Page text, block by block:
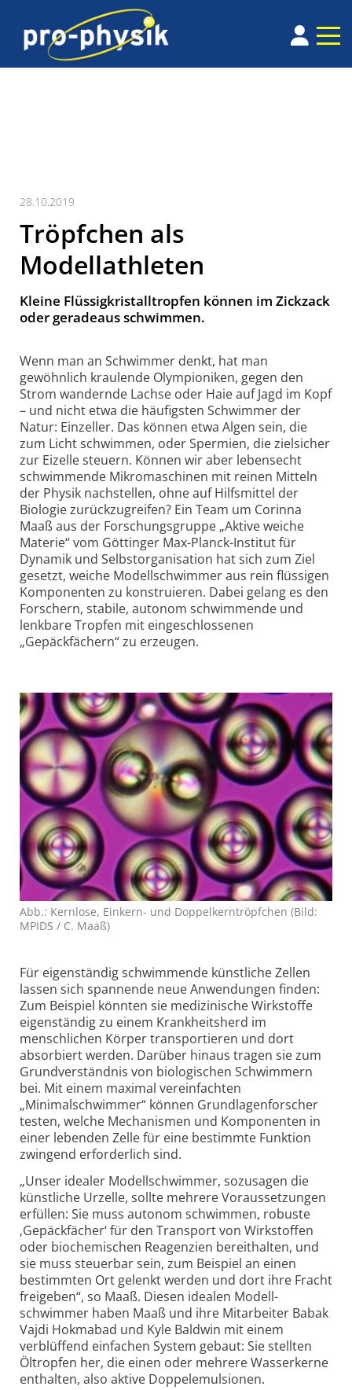
28.10.2019
Tröpfchen als
Modellathleten
Kleine Flüssigkristalltropfen können im Zickzack
oder geradeaus schwimmen.
Wenn man an Schwimmer denkt, hat man
gewöhnlich kraulende Olympioniken, gegen den
Strom wandernde Lachse oder Haie auf Jagd im Kopf
– und nicht etwa die häufigsten Schwimmer der
Natur: Einzeller. Das können etwa Algen sein, die
zum Licht schwimmen, oder Spermien, die zielsicher
zur Eizelle steuern. Können wir aber lebensecht
schwimmende Mikro­maschinen mit reinen Mitteln
der Physik nachstellen, ohne auf Hilfsmittel der
Biologie zurück­zugreifen? Ein Team um Corinna
Maaß aus der Forschungs­gruppe „Aktive weiche
Materie“ vom Göttinger Max-Planck-Institut für
Dynamik und Selbst­organisation hat sich zum Ziel
gesetzt, weiche Modell­schwimmer aus rein flüssigen
Komponenten zu konstruieren. Dabei gelang es den
Forschern, stabile, autonom schwimmende und
lenkbare Tropfen mit eingeschlossenen
„Gepäckfächern“ zu erzeugen.
Abb.: Kernlose, Einkern- und Doppelkerntröpfchen (Bild:
MPIDS / C. Maaß)
Für eigenständig schwimmende künstliche Zellen
lassen sich spannende neue Anwendungen finden:
Zum Beispiel könnten sie medizinische Wirkstoffe
eigenständig zu einem Krankheits­herd im
menschlichen Körper transportieren und dort
absorbiert werden. Darüber hinaus tragen sie zum
Grund­verständnis von biologischen Schwimmern
bei. Mit einem maximal vereinfachten
„Minimalschwimmer“ können Grundlagen­forscher
testen, welche Mechanismen und Komponenten in
einer lebenden Zelle für eine bestimmte Funktion
zwingend erforderlich sind.
„Unser idealer Modellschwimmer, sozusagen die
künstliche Urzelle, sollte mehrere Voraus­setzungen
erfüllen: Sie muss autonom schwimmen, robuste
‚Gepäckfächer‘ für den Transport von Wirkstoffen
oder biochemischen Reagenzien bereithalten, und
sie muss steuerbar sein, zum Beispiel an einen
bestimmten Ort gelenkt werden und dort ihre Fracht
freigeben“, so Maaß. Diesen idealen Modell­
schwimmer haben Maaß und ihre Mitarbeiter Babak
Vajdi Hokmabad und Kyle Baldwin mit einem
verblüffend einfachen System gebaut: Sie stellten
Öltropfen her, die einen oder mehrere Wasser­kerne
enthalten, also aktive Doppel­emulsionen.